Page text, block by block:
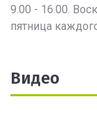
9.00 - 16.00.
пятница
Видео